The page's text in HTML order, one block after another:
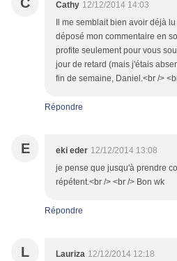
Cathy 12/12/2014 14:03
Il me semblait bien avoir déjà
déposé mon commentaire en
profite seulement pour vous
jour de retard (mais j'étais
fin de semaine, Daniel.<br />
Répondre
E eki eder 12/12/2014 13:08
je pense que jusqu'à prendre
répétent.<br /> <br /> Bon wk
Répondre
L Lauriza 12/12/2014 12:18